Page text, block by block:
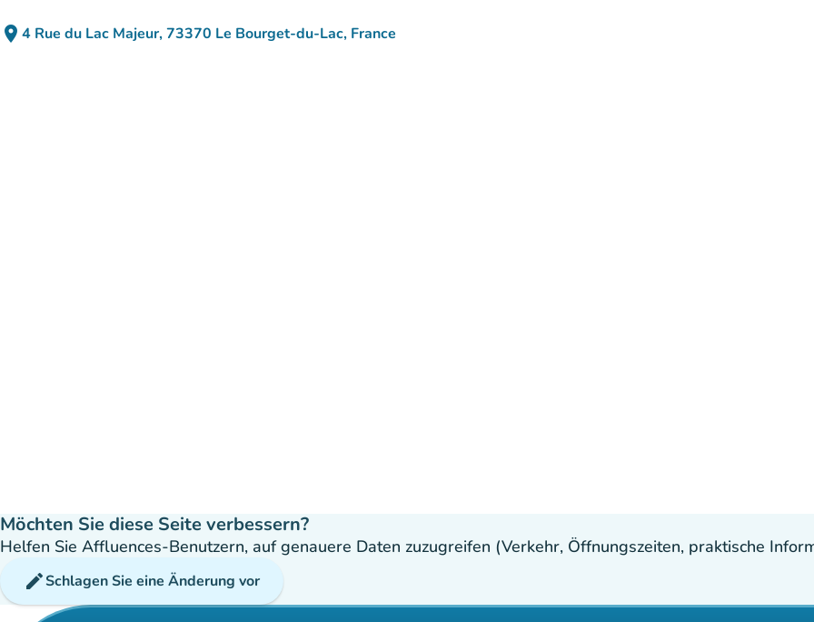
place 4 Rue du Lac Majeur, 73370 Le Bourget-du-Lac, France
(in Google Maps öffnen)
(new tab)
Möchten Sie diese Seite verbessern?
Helfen Sie Affluences-Benutzern, auf genauere Daten zuzugreifen (Verkehr, Öffnungszeiten, praktische
editSchlagen Sie eine Änderung vor